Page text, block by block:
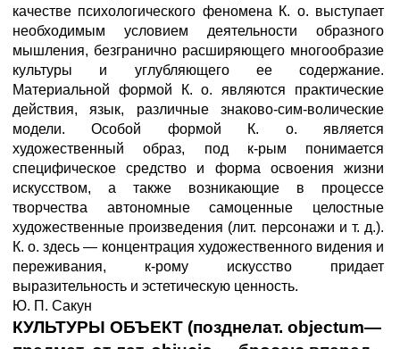
качестве психологического феномена К. о. выступает
необходимым условием деятельности образного
мышления, безгранично расширяющего многообразие
культуры и углубляющего ее содержание.
Материальной формой К. о. являются практические
действия, язык, различные знаково-сим-волические
модели. Особой формой К. о. является
художественный образ, под к-рым понимается
специфическое средство и форма освоения жизни
искусством, а также возникающие в процессе
творчества автономные самоценные целостные
художественные произведения (лит. персонажи и т. д.).
К. о. здесь — концентрация художественного видения и
переживания, к-рому искусство придает
выразительность и эстетическую ценность.
Ю. П. Сакун
КУЛЬТУРЫ ОБЪЕКТ (позднелат. objectum—